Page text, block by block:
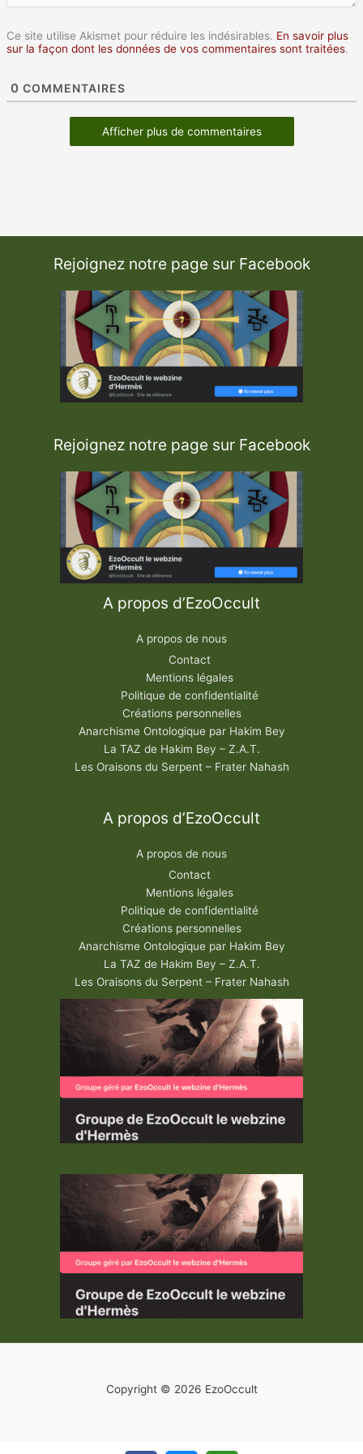
Ce site utilise Akismet pour réduire les indésirables. En savoir plus
sur la façon dont les données de vos commentaires sont traitées.
0 COMMENTAIRES
Afficher plus de commentaires
Rejoignez notre page sur Facebook
Rejoignez notre page sur Facebook
A propos d’EzoOccult
A propos de nous
Contact
Mentions légales
Politique de confidentialité
Créations personnelles
Anarchisme Ontologique par Hakim Bey
La TAZ de Hakim Bey – Z.A.T.
Les Oraisons du Serpent – Frater Nahash
A propos d’EzoOccult
A propos de nous
Contact
Mentions légales
Politique de confidentialité
Créations personnelles
Anarchisme Ontologique par Hakim Bey
La TAZ de Hakim Bey – Z.A.T.
Les Oraisons du Serpent – Frater Nahash
Copyright © 2026 EzoOccult